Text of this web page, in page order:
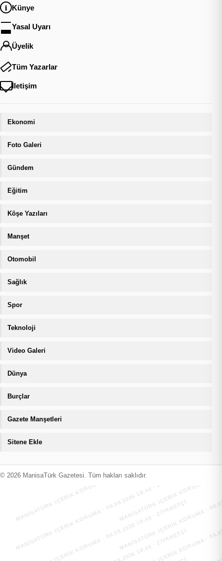
Künye
Yasal Uyarı
Üyelik
Tüm Yazarlar
İletişim
Ekonomi
Foto Galeri
Gündem
Eğitim
Köşe Yazıları
Manşet
Otomobil
Sağlık
Spor
Teknoloji
Video Galeri
Dünya
Burçlar
Gazete Manşetleri
Sitene Ekle
© 2026 ManisaTürk Gazetesi. Tüm hakları saklıdır.
MANİSATÜRK İÇERİK KORUMA · 06.08.2026 18:46 · ZIYARETÇI
MANİSATÜRK İÇERİK KORUMA
MANİSATÜRK İÇERİK KORUMA · 06.08.2026 18:46 · ZIYARETÇI
MANİSATÜRK İÇERİK KORUMA
MANİSATÜRK İÇERİK KORUMA · 06.08.2026 18:46 · ZIYARETÇI
MANİSATÜRK İÇERİK KORUMA